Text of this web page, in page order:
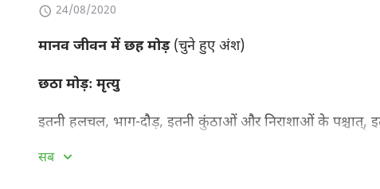
24/08/2020
मानव जीवन में छह मोड़(चुने हुए अंश)
छठा मोड़ः मृत्यु
इतनी हलचल, भाग-दौड़, इतनी कुंठाओं और निराशाओं के पश्चात्,
सब